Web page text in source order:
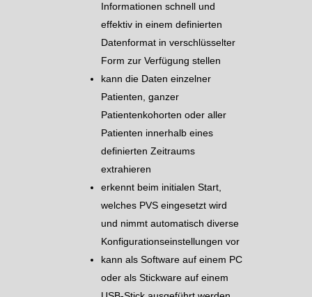
Informationen schnell und
effektiv in einem definierten
Datenformat in verschlüsselter
Form zur Verfügung stellen
kann die Daten einzelner
Patienten, ganzer
Patientenkohorten oder aller
Patienten innerhalb eines
definierten Zeitraums
extrahieren
erkennt beim initialen Start,
welches PVS eingesetzt wird
und nimmt automatisch diverse
Konfigurationseinstellungen vor
kann als Software auf einem PC
oder als Stickware auf einem